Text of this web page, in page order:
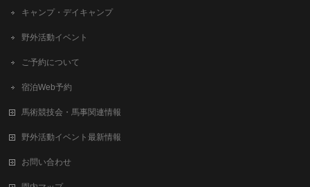
キャンプ・デイキャンプ
野外活動イベント
ご予約について
宿泊Web予約
馬術競技会・馬事関連情報
野外活動イベント最新情報
お問い合わせ